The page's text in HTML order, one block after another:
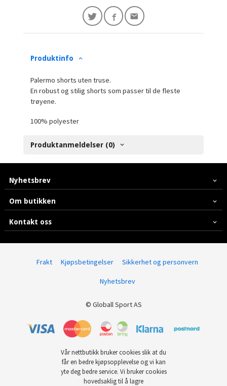
Produktinfo
Palermo shorts uten truse.
En robust og stilig shorts som passer til de fleste
trøyene.
100% polyester
Produktanmeldelser (0)
Nyhetsbrev
Om butikken
Kontakt oss
Frakt Kjøpsbetingelser Sikkerhet og personvern
Nyhetsbrev
© Globall Sport AS
Vår nettbutikk bruker cookies slik at du
får en bedre kjøpsopplevelse og vi kan
yte deg bedre service. Vi bruker cookies
hovedsaklig til å lagre